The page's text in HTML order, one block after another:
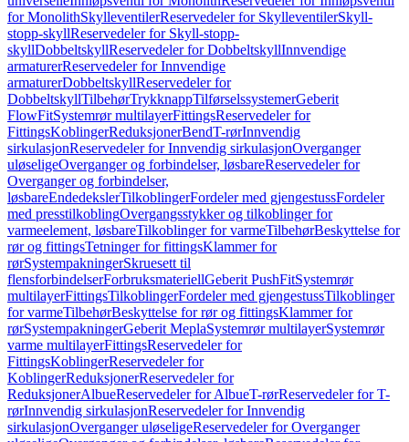
for MonolithSkylleventilerReservedeler for SkylleventilerSkyll-
stopp-skyllReservedeler for Skyll-stopp-
skyllDobbeltskyllReservedeler for DobbeltskyllInnvendige
armaturerReservedeler for Innvendige
armaturerDobbeltskyllReservedeler for
DobbeltskyllTilbehørTrykknappTilførselssystemerGeberit
FlowFitSystemrør multilayerFittingsReservedeler for
FittingsKoblingerReduksjonerBendT-rørInnvendig
sirkulasjonReservedeler for Innvendig sirkulasjonOverganger
uløseligeOverganger og forbindelser, løsbareReservedeler for
Overganger og forbindelser,
løsbareEndedekslerTilkoblingerFordeler med gjengestussFordeler
med presstilkoblingOvergangsstykker og tilkoblinger for
varmeelement, løsbareTilkoblinger for varmeTilbehørBeskyttelse for
rør og fittingsTetninger for fittingsKlammer for
rørSystempakningerSkruesett til
flensforbindelserForbruksmateriellGeberit PushFitSystemrør
multilayerFittingsTilkoblingerFordeler med gjengestussTilkoblinger
for varmeTilbehørBeskyttelse for rør og fittingsKlammer for
rørSystempakningerGeberit MeplaSystemrør multilayerSystemrør
varme multilayerFittingsReservedeler for
FittingsKoblingerReservedeler for
KoblingerReduksjonerReservedeler for
ReduksjonerAlbueReservedeler for AlbueT-rørReservedeler for T-
rørInnvendig sirkulasjonReservedeler for Innvendig
sirkulasjonOverganger uløseligeReservedeler for Overganger